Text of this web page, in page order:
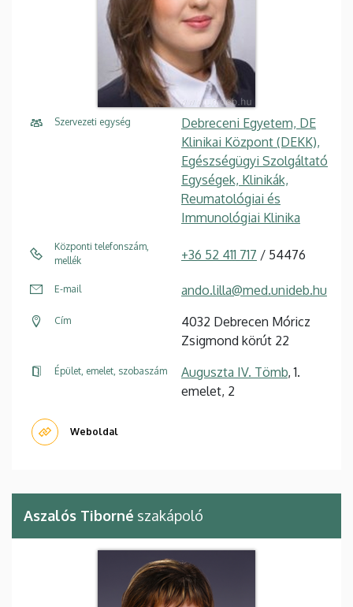
Szervezeti egység
Debreceni Egyetem, DE
Klinikai Központ (DEKK),
Egészségügyi Szolgáltató
Egységek, Klinikák,
Reumatológiai és
Immunológiai Klinika
Központi telefonszám,
mellék
+36 52 411 717 / 54476
E-mail ando.lilla@med.unideb.hu
Cím
4032 Debrecen Móricz
Zsigmond körút 22
Épület, emelet, szobaszám Auguszta IV. Tömb, 1.
emelet, 2
Weboldal
Aszalós Tiborné szakápoló